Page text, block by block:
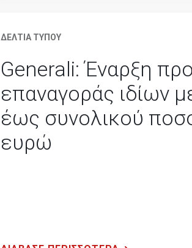
ΔΕΛΤΙΑ ΤΥΠΟΥ
Generali: Έναρξη
επαναγοράς ιδίων
έως συνολικού
ευρώ